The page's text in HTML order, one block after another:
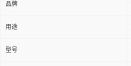
品牌
用途
型号